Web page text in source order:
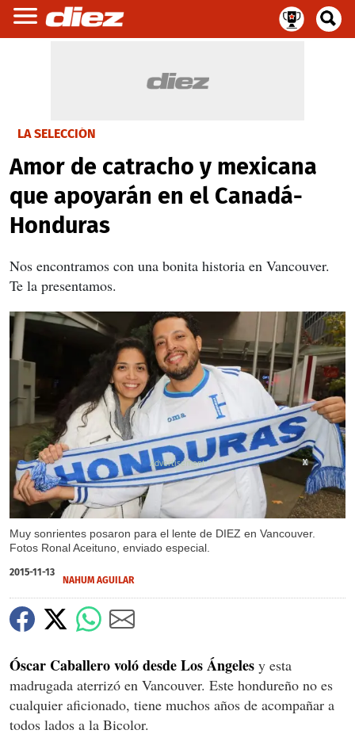
LA SELECCIÓN
Amor de catracho y mexicana
que apoyarán en el Canadá-
Honduras
Nos encontramos con una bonita historia en Vancouver.
Te la presentamos.
Muy sonrientes posaron para el lente de DIEZ en Vancouver.
Fotos Ronal Aceituno, enviado especial.
X
X
2015-11-13
NAHUM AGUILAR
Óscar Caballero voló desde Los Ángeles y esta
madrugada aterrizó en Vancouver. Este hondureño no es
cualquier aficionado, tiene muchos años de acompañar a
todos lados a la Bicolor.